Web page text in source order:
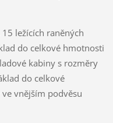
ležících raněných
do celkové hmotnosti
kabiny s rozměry
do celkové
vnějším podvěsu